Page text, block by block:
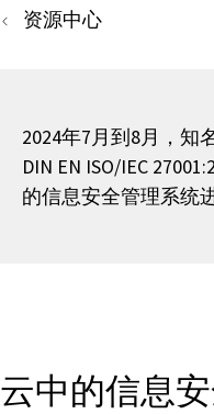
资源中心
2024年7月到8月，知
DIN EN ISO/IEC
的信息安全管理系统
云中的信息